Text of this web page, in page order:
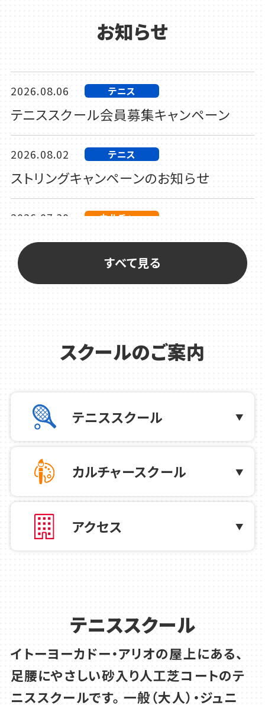
お知らせ
2026.08.06 テニス
テニススクール会員募集キャンペーン
2026.08.02 テニス
ストリングキャンペーンのお知らせ
2026.07.30 カルチャー
夏休み！まだまだ楽しめる、こども特別講
座を集めました
強化レッスンのお知らせ
8月コーチ担当表のご案内
2026.07.23 テニス
第15回MCC CUP 橋本代表が決まりま
した！
2026.07.21 お知らせ
田村豊美コーチによる女子ダブルス強化
レッスンのお知らせ
2026.06.29 お知らせ
休業期間のご案内
すべて見る
スクールのご案内
テニススクール
カルチャースクール
アクセス
テニススクール
イトーヨーカドー・アリオの屋上にある、
足腰にやさしい砂入り人工芝コートのテ
ニススクールです。 一般（大人）・ジュニ